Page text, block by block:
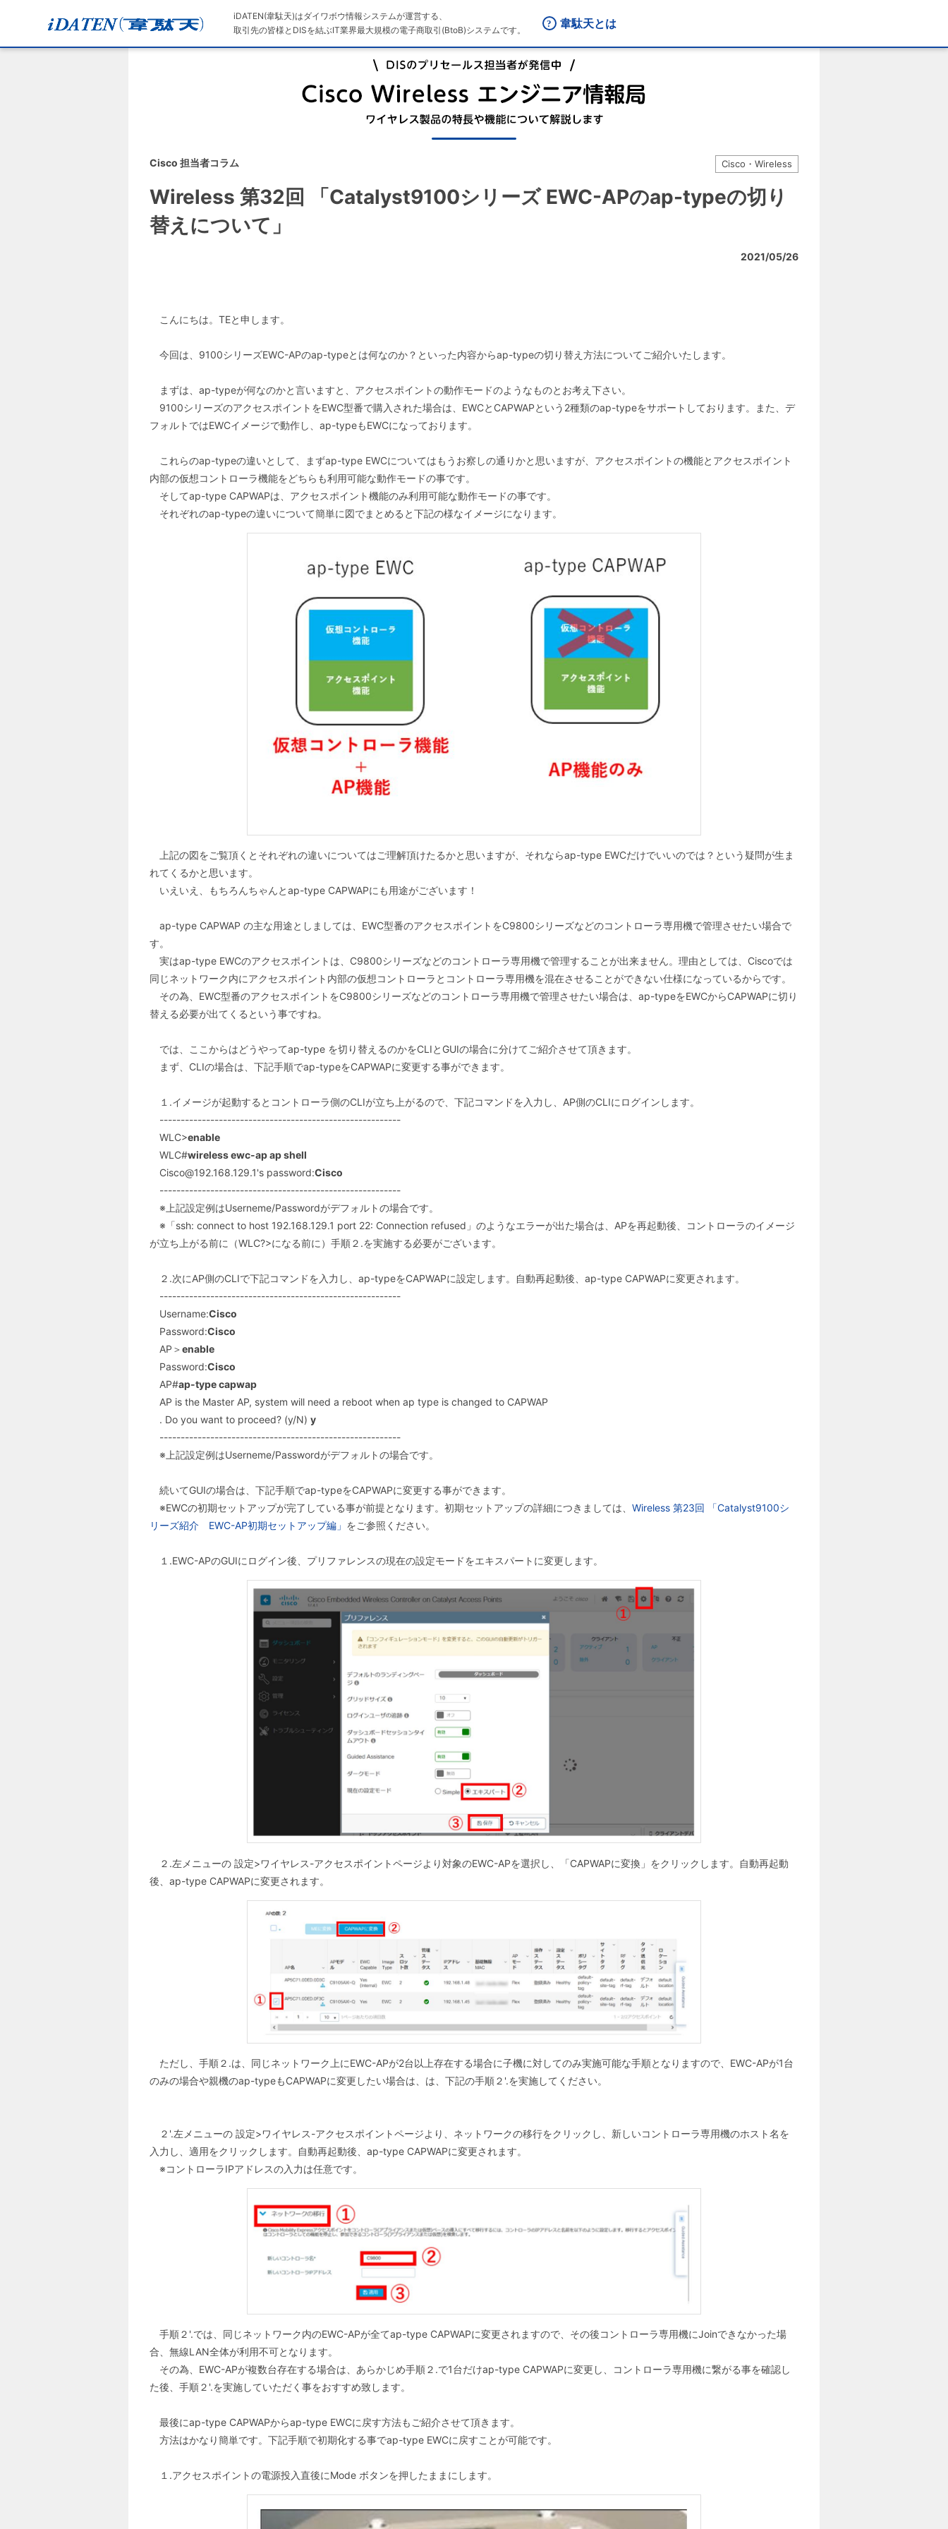
iDATEN(韋駄天)はダイワボウ情報システムが運営する、
取引先の皆様とDISを結ぶIT業界最大規模の電子商取引(BtoB)システムです。
韋駄天とは
Cisco 担当者コラム Cisco・Wireless
Wireless 第32回 「Catalyst9100シリーズ EWC-APのap-typeの切り
替えについて」
2021/05/26
こんにちは。TEと申します。
今回は、9100シリーズEWC-APのap-typeとは何なのか？といった内容からap-typeの切り替え方法についてご紹介いたします。
まずは、ap-typeが何なのかと言いますと、アクセスポイントの動作モードのようなものとお考え下さい。
9100シリーズのアクセスポイントをEWC型番で購入された場合は、EWCとCAPWAPという2種類のap-typeをサポートしております。また、デ
フォルトではEWCイメージで動作し、ap-typeもEWCになっております。
これらのap-typeの違いとして、まずap-type EWCについてはもうお察しの通りかと思いますが、アクセスポイントの機能とアクセスポイント
内部の仮想コントローラ機能をどちらも利用可能な動作モードの事です。
そしてap-type CAPWAPは、アクセスポイント機能のみ利用可能な動作モードの事です。
それぞれのap-typeの違いについて簡単に図でまとめると下記の様なイメージになります。
上記の図をご覧頂くとそれぞれの違いについてはご理解頂けたるかと思いますが、それならap-type EWCだけでいいのでは？という疑問が生ま
れてくるかと思います。
いえいえ、もちろんちゃんとap-type CAPWAPにも用途がございます！
ap-type CAPWAP の主な用途としましては、EWC型番のアクセスポイントをC9800シリーズなどのコントローラ専用機で管理させたい場合で
す。
実はap-type EWCのアクセスポイントは、C9800シリーズなどのコントローラ専用機で管理することが出来ません。理由としては、Ciscoでは
同じネットワーク内にアクセスポイント内部の仮想コントローラとコントローラ専用機を混在させることができない仕様になっているからです。
その為、EWC型番のアクセスポイントをC9800シリーズなどのコントローラ専用機で管理させたい場合は、ap-typeをEWCからCAPWAPに切り
替える必要が出てくるという事ですね。
では、ここからはどうやってap-type を切り替えるのかをCLIとGUIの場合に分けてご紹介させて頂きます。
まず、CLIの場合は、下記手順でap-typeをCAPWAPに変更する事ができます。
１.イメージが起動するとコントローラ側のCLIが立ち上がるので、下記コマンドを入力し、AP側のCLIにログインします。
---------------------------------------------------------
WLC>enable
WLC#wireless ewc-ap ap shell
Cisco@192.168.129.1's password:Cisco
---------------------------------------------------------
※上記設定例はUserneme/Passwordがデフォルトの場合です。
※「ssh: connect to host 192.168.129.1 port 22: Connection refused」のようなエラーが出た場合は、APを再起動後、コントローラのイメージ
が立ち上がる前に（WLC?>になる前に）手順２.を実施する必要がございます。
２.次にAP側のCLIで下記コマンドを入力し、ap-typeをCAPWAPに設定します。自動再起動後、ap-type CAPWAPに変更されます。
---------------------------------------------------------
Username:Cisco
Password:Cisco
AP＞enable
Password:Cisco
AP#ap-type capwap
AP is the Master AP, system will need a reboot when ap type is changed to CAPWAP
. Do you want to proceed? (y/N) y
---------------------------------------------------------
※上記設定例はUserneme/Passwordがデフォルトの場合です。
続いてGUIの場合は、下記手順でap-typeをCAPWAPに変更する事ができます。
※EWCの初期セットアップが完了している事が前提となります。初期セットアップの詳細につきましては、 Wireless 第23回 「Catalyst9100シ
リーズ紹介 EWC-AP初期セットアップ編」 をご参照ください。
１.EWC-APのGUIにログイン後、プリファレンスの現在の設定モードをエキスパートに変更します。
２.左メニューの 設定>ワイヤレス-アクセスポイントページより対象のEWC-APを選択し、「CAPWAPに変換」をクリックします。自動再起動
後、ap-type CAPWAPに変更されます。
ただし、手順２.は、同じネットワーク上にEWC-APが2台以上存在する場合に子機に対してのみ実施可能な手順となりますので、EWC-APが1台
のみの場合や親機のap-typeもCAPWAPに変更したい場合は、は、下記の手順２'.を実施してください。
２'.左メニューの 設定>ワイヤレス-アクセスポイントページより、ネットワークの移行をクリックし、新しいコントローラ専用機のホスト名を
入力し、適用をクリックします。自動再起動後、ap-type CAPWAPに変更されます。
※コントローラIPアドレスの入力は任意です。
手順２'.では、同じネットワーク内のEWC-APが全てap-type CAPWAPに変更されますので、その後コントローラ専用機にJoinできなかった場
合、無線LAN全体が利用不可となります。
その為、EWC-APが複数台存在する場合は、あらかじめ手順２.で1台だけap-type CAPWAPに変更し、コントローラ専用機に繋がる事を確認し
た後、手順２'.を実施していただく事をおすすめ致します。
最後にap-type CAPWAPからap-type EWCに戻す方法もご紹介させて頂きます。
方法はかなり簡単です。下記手順で初期化する事でap-type EWCに戻すことが可能です。
１.アクセスポイントの電源投入直後にMode ボタンを押したままにします。